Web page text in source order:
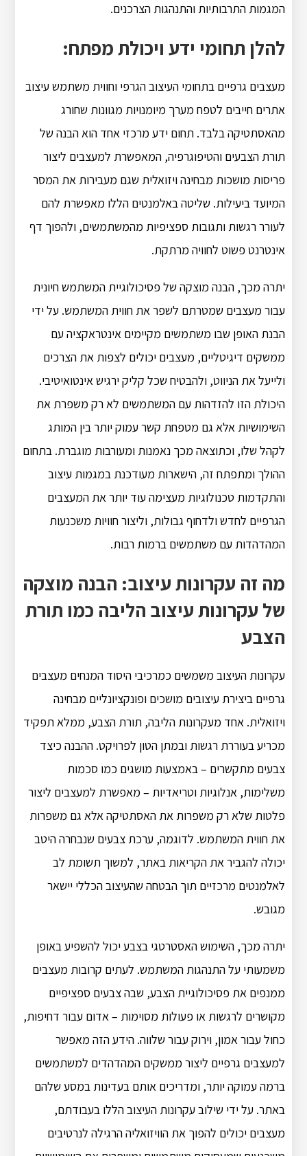
המגמות התרבותיות והתנהגות הצרכנים.
להלן תחומי ידע ויכולת מפתח:
מעצבים גרפיים בתחומי העיצוב הגרפי וחווית משתמש עיצוב
אתרים חייבים לטפח מערך מיומנויות מגוונות שחורג
מהאסתטיקה בלבד. תחום ידע מרכזי אחד הוא הבנה של
תורת הצבעים והטיפוגרפיה, המאפשרת למעצבים ליצור
פריסות מושכות מבחינה ויזואלית שגם מעבירות את המסר
המיועד ביעילות. שליטה באלמנטים הללו מאפשרת להם
לעורר רגשות ותגובות ספציפיות מהמשתמשים, ולהפוך דף
אינטרנט פשוט לחוויה מרתקת.
יתרה מכך, הבנה מוצקה של פסיכולוגיית המשתמש חיונית
עבור מעצבים שמטרתם לשפר את חווית המשתמש. על ידי
הבנת האופן שבו משתמשים מקיימים אינטראקציה עם
ממשקים דיגיטליים, מעצבים יכולים לצפות את הצרכים
ולייעל את הניווט, ולהבטיח שכל קליק ירגיש אינטואיטיבי.
היכולת הזו להזדהות עם המשתמשים לא רק משפרת את
השימושיות אלא גם מטפחת קשר עמוק יותר בין המותג
לקהל שלו, וכתוצאה מכך נאמנות ומעורבות מוגברת. בתחום
ההולך ומתפתח זה, הישארות מעודכנת במגמות עיצוב
והתקדמות טכנולוגיות מעצימה עוד יותר את המעצבים
הגרפיים לחדש ולדחוף גבולות, וליצור חוויות משכנעות
המהדהדות עם משתמשים ברמות רבות.
מה זה עקרונות עיצוב: הבנה מוצקה
של עקרונות עיצוב הליבה כמו תורת
הצבע
עקרונות העיצוב משמשים כמרכיבי היסוד המנחים מעצבים
גרפיים ביצירת עיצובים מושכים ופונקציונליים מבחינה
ויזואלית. אחד מעקרונות הליבה, תורת הצבע, ממלא תפקיד
מכריע בעוררת רגשות ובמתן הטון לפרויקט. ההבנה כיצד
צבעים מתקשרים – באמצעות מושגים כמו סכמות
משלימות, אנלוגיות וטריאדיות – מאפשרת למעצבים ליצור
פלטות שלא רק משפרות את האסתטיקה אלא גם משפרות
את חווית המשתמש. לדוגמה, ערכת צבעים שנבחרה היטב
יכולה להגביר את הקריאות באתר, למשוך תשומת לב
לאלמנטים מרכזיים תוך הבטחה שהעיצוב הכללי יישאר
מגובש.
יתרה מכך, השימוש האסטרטגי בצבע יכול להשפיע באופן
משמעותי על התנהגות המשתמש. לעתים קרובות מעצבים
ממנפים את פסיכולוגיית הצבע, שבה צבעים ספציפיים
מקושרים לרגשות או פעולות מסוימות – אדום עבור דחיפות,
כחול עבור אמון, וירוק עבור שלווה. הידע הזה מאפשר
למעצבים גרפיים ליצור ממשקים המהדהדים למשתמשים
ברמה עמוקה יותר, ומדריכים אותם בעדינות במסע שלהם
באתר. על ידי שילוב עקרונות העיצוב הללו בעבודתם,
מעצבים יכולים להפוך את הוויזואליה הרגילה לנרטיבים